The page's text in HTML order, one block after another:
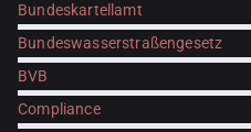
Bundeskartellamt
Bundeswasserstraßengesetz
BVB
Compliance